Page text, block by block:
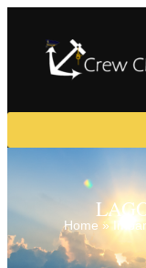
Home »